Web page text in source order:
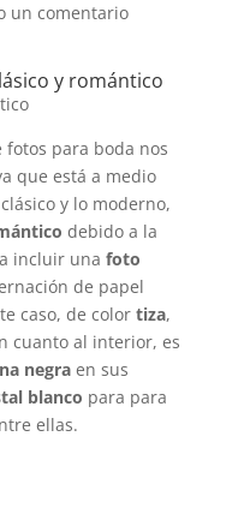
un comentario
y romántico
para boda nos
que está a medio
y lo moderno,
debido a la
incluir una foto
de papel
caso, de color tiza,
cuanto al interior, es
negraen sus
blanco para para
ellas.